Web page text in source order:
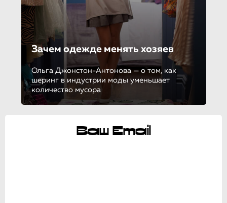
Зачем одежде менять хозяев
Ольга Джонстон-Антонова — о том, как
шеринг в индустрии моды уменьшает
количество мусора
Ваш Email